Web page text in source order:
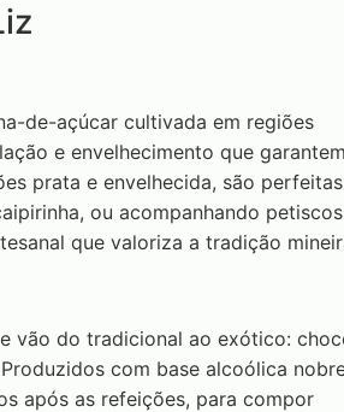
de-açúcar cultivada em regiões
e envelhecimento que
prata e envelhecida, são
ou acompanhando
que valoriza a tradição
vão do tradicional ao exótico:
com base alcoólica
após as refeições, para compor